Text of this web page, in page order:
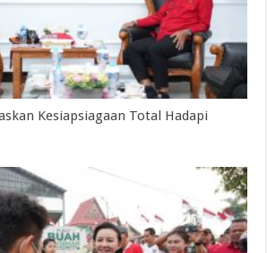
Kesiapsiagaan Total Hadapi